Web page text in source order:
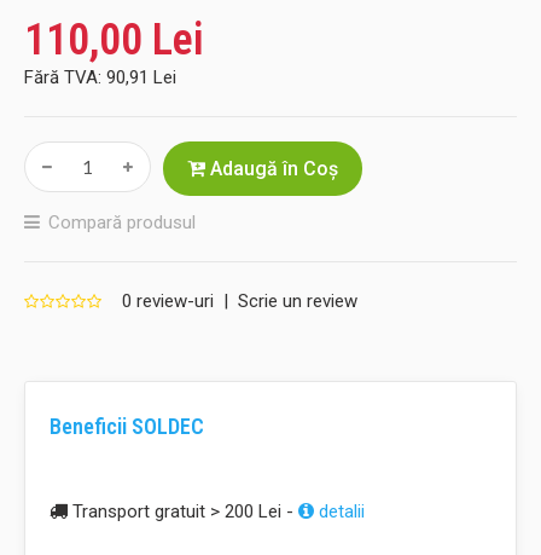
110,00 Lei
Fără TVA: 90,91 Lei
Adaugă în Coş
Compară produsul
0 review-uri | Scrie un review
Beneficii SOLDEC
Transport gratuit > 200 Lei - detalii